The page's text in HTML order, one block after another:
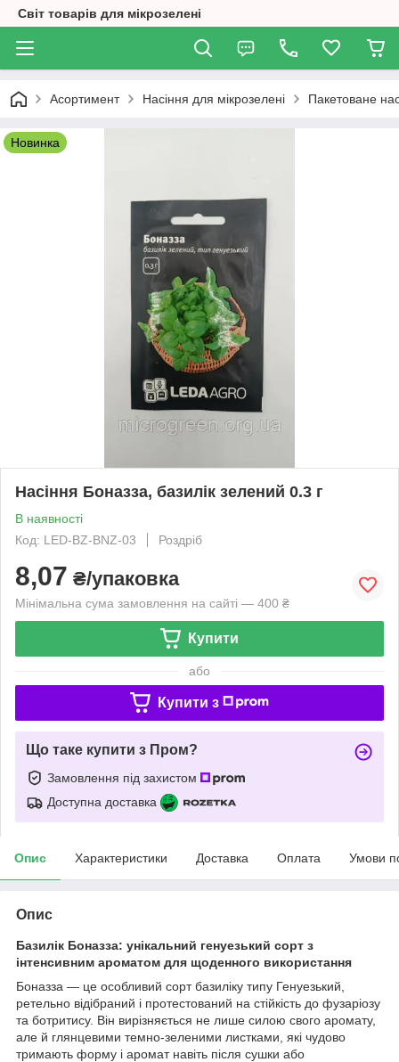
Світ товарів для мікрозелені
Асортимент Насіння для мікрозелені Пакетоване
Новинка
Насіння Боназза, базилік зелений 0.3 г
В наявності
Код: LED-BZ-BNZ-03
Роздріб
8,07 ₴/упаковка
Мінімальна сума замовлення на сайті — 400 ₴
Купити
або
Купити з
Що таке купити з Пром?
Замовлення під захистом
Доступна доставка
Опис Характеристики Доставка Оплата Умови
Опис
Базилік Боназза: унікальний генуезький сорт з
інтенсивним ароматом для щоденного використання
Боназза — це особливий сорт базиліку типу Генуезький,
ретельно відібраний і протестований на стійкість до фузаріозу
та ботритису. Він вирізняється не лише силою свого аромату,
але й глянцевими темно-зеленими листками, які чудово
тримають форму і аромат навіть після сушки або